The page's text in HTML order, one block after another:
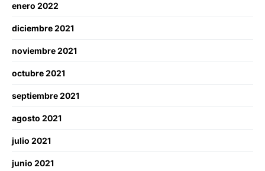
enero 2022
diciembre 2021
noviembre 2021
octubre 2021
septiembre 2021
agosto 2021
julio 2021
junio 2021